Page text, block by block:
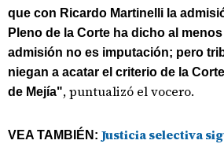
que con Ricardo Martinelli la
Pleno de la Corte ha dicho al
admisión no es imputación; pero
niegan a acatar el criterio de la
de Mejía", puntualizó el vocero.
VEA TAMBIÉN: Justicia selectiva